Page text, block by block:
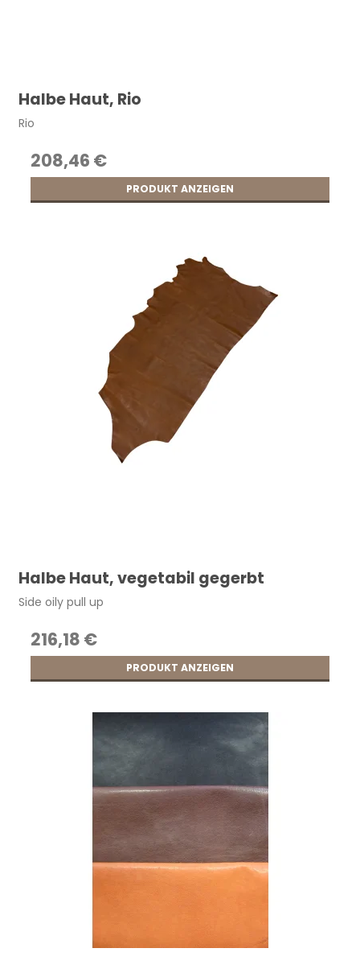
Halbe Haut, Rio
Rio
208,46 €
PRODUKT ANZEIGEN
Halbe Haut, vegetabil gegerbt
Side oily pull up
216,18 €
PRODUKT ANZEIGEN